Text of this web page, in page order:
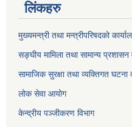
लिंकहरु
मुख्यमन्त्री तथा मन्त्रीपरिषदको
सङ्घीय मामिला तथा सामान्य प्रशासन
सामाजिक सुरक्षा तथा व्यक्तिगत घटना
लोक सेवा आयोग
केन्द्रीय पञ्जीकरण विभाग